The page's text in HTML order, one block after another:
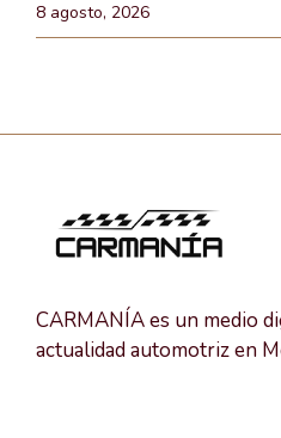
8 agosto, 2026
CARMANÍA es un medio
actualidad automotriz en